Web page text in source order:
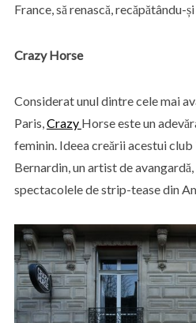
France, să renască, recăpătându-
Crazy Horse
Considerat unul dintre cele mai
Paris,Crazy Horse este un
feminin. Ideea creării acestui
Bernardin, un artist de
spectacolele de strip-tease din